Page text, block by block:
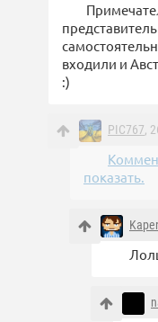
входили и
:)
PIC767,
показать.